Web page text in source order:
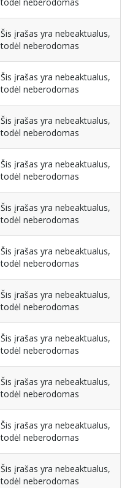
todėl neberodomas
Šis įrašas yra nebeaktualus,
todėl neberodomas
Šis įrašas yra nebeaktualus,
todėl neberodomas
Šis įrašas yra nebeaktualus,
todėl neberodomas
Šis įrašas yra nebeaktualus,
todėl neberodomas
Šis įrašas yra nebeaktualus,
todėl neberodomas
Šis įrašas yra nebeaktualus,
todėl neberodomas
Šis įrašas yra nebeaktualus,
todėl neberodomas
Šis įrašas yra nebeaktualus,
todėl neberodomas
Šis įrašas yra nebeaktualus,
todėl neberodomas
Šis įrašas yra nebeaktualus,
todėl neberodomas
Šis įrašas yra nebeaktualus,
todėl neberodomas